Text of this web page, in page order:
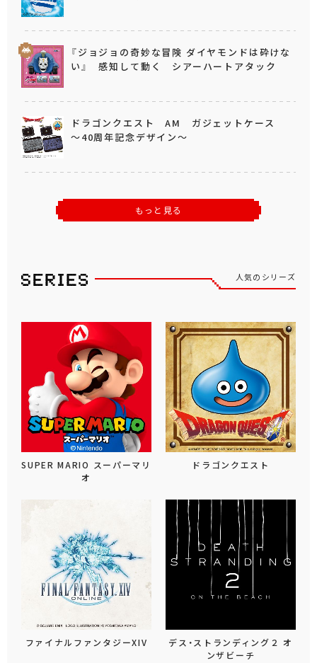
『ジョジョの奇妙な冒険 ダイヤモンドは砕けな
い』 感知して動く シアーハートアタック
ドラゴンクエスト AM ガジェットケース
～40周年記念デザイン～
もっと見る
人気のシリーズ
SUPER MARIO スーパーマリ
オ
ドラゴンクエスト
ファイナルファンタジーXIV
デス・ストランディング２ オ
ンザビーチ